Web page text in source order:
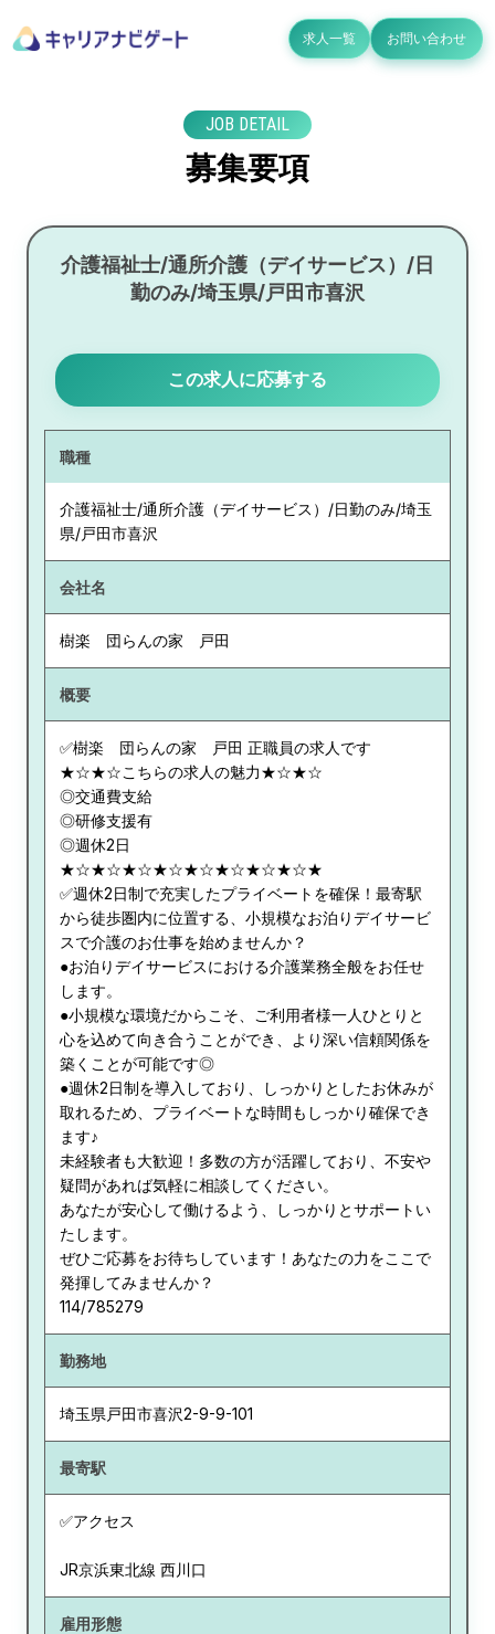
求人一覧 お問い合わせ
JOB DETAIL
募集要項
介護福祉士/通所介護（デイサービス）/日
勤のみ/埼玉県/戸田市喜沢
この求人に応募する
職種
介護福祉士/通所介護（デイサービス）/日勤のみ/埼玉
県/戸田市喜沢
会社名
樹楽 団らんの家 戸田
概要
✅樹楽 団らんの家 戸田 正職員の求人です
★☆★☆こちらの求人の魅力★☆★☆
◎交通費支給
◎研修支援有
◎週休2日
★☆★☆★☆★☆★☆★☆★☆★☆★
✅週休2日制で充実したプライベートを確保！最寄駅
から徒歩圏内に位置する、小規模なお泊りデイサービ
スで介護のお仕事を始めませんか？
●お泊りデイサービスにおける介護業務全般をお任せ
します。
●小規模な環境だからこそ、ご利用者様一人ひとりと
心を込めて向き合うことができ、より深い信頼関係を
築くことが可能です◎
●週休2日制を導入しており、しっかりとしたお休みが
取れるため、プライベートな時間もしっかり確保でき
ます♪
未経験者も大歓迎！多数の方が活躍しており、不安や
疑問があれば気軽に相談してください。
あなたが安心して働けるよう、しっかりとサポートい
たします。
ぜひご応募をお待ちしています！あなたの力をここで
発揮してみませんか？
114/785279
勤務地
埼玉県 戸田市喜沢2-9-9-101
最寄駅
✅アクセス
JR京浜東北線 西川口
雇用形態